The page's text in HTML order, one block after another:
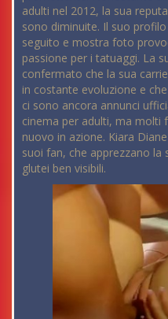
adulti nel 2012, la sua
sono diminuite. Il suo
seguito e mostra foto
passione per i tatuaggi. La
confermato che la sua
in costante evoluzione e
ci sono ancora annunci
cinema per adulti, ma molti
nuovo in azione. Kiara
suoi fan, che apprezzano la
glutei ben visibili.